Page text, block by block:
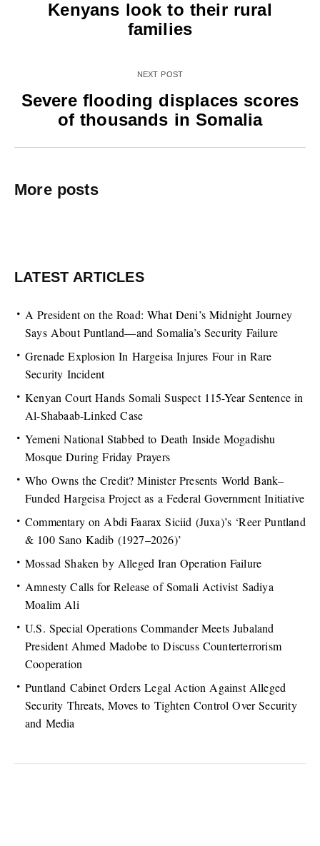
Kenyans look to their rural
families
NEXT POST
Severe flooding displaces scores
of thousands in Somalia
More posts
LATEST ARTICLES
A President on the Road: What Deni’s Midnight Journey
Says About Puntland—and Somalia’s Security Failure
Grenade Explosion In Hargeisa Injures Four in Rare
Security Incident
Kenyan Court Hands Somali Suspect 115-Year Sentence in
Al-Shabaab-Linked Case
Yemeni National Stabbed to Death Inside Mogadishu
Mosque During Friday Prayers
Who Owns the Credit? Minister Presents World Bank–
Funded Hargeisa Project as a Federal Government Initiative
Commentary on Abdi Faarax Siciid (Juxa)’s ‘Reer Puntland
& 100 Sano Kadib (1927–2026)’
Mossad Shaken by Alleged Iran Operation Failure
Amnesty Calls for Release of Somali Activist Sadiya
Moalim Ali
U.S. Special Operations Commander Meets Jubaland
President Ahmed Madobe to Discuss Counterterrorism
Cooperation
Puntland Cabinet Orders Legal Action Against Alleged
Security Threats, Moves to Tighten Control Over Security
and Media